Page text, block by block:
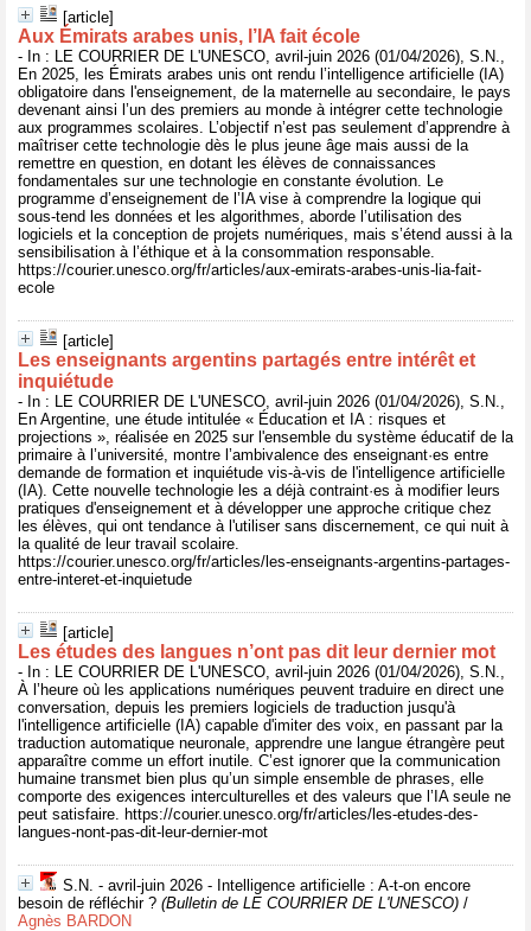
[article]
Aux Émirats arabes unis, l’IA fait école
- In : LE COURRIER DE L'UNESCO, avril-juin 2026 (01/04/2026), S.N.,
En 2025, les Émirats arabes unis ont rendu l’intelligence artificielle (IA)
obligatoire dans l'enseignement, de la maternelle au secondaire, le pays
devenant ainsi l’un des premiers au monde à intégrer cette technologie
aux programmes scolaires. L’objectif n’est pas seulement d’apprendre à
maîtriser cette technologie dès le plus jeune âge mais aussi de la
remettre en question, en dotant les élèves de connaissances
fondamentales sur une technologie en constante évolution. Le
programme d’enseignement de l’IA vise à comprendre la logique qui
sous-tend les données et les algorithmes, aborde l’utilisation des
logiciels et la conception de projets numériques, mais s’étend aussi à la
sensibilisation à l’éthique et à la consommation responsable.
https://courier.unesco.org/fr/articles/aux-emirats-arabes-unis-lia-fait-
ecole
[article]
Les enseignants argentins partagés entre intérêt et
inquiétude
- In : LE COURRIER DE L'UNESCO, avril-juin 2026 (01/04/2026), S.N.,
En Argentine, une étude intitulée « Éducation et IA : risques et
projections », réalisée en 2025 sur l'ensemble du système éducatif de la
primaire à l’université, montre l’ambivalence des enseignant·es entre
demande de formation et inquiétude vis-à-vis de l'intelligence artificielle
(IA). Cette nouvelle technologie les a déjà contraint·es à modifier leurs
pratiques d'enseignement et à développer une approche critique chez
les élèves, qui ont tendance à l'utiliser sans discernement, ce qui nuit à
la qualité de leur travail scolaire.
https://courier.unesco.org/fr/articles/les-enseignants-argentins-partages-
entre-interet-et-inquietude
[article]
Les études des langues n’ont pas dit leur dernier mot
- In : LE COURRIER DE L'UNESCO, avril-juin 2026 (01/04/2026), S.N.,
À l’heure où les applications numériques peuvent traduire en direct une
conversation, depuis les premiers logiciels de traduction jusqu'à
l'intelligence artificielle (IA) capable d'imiter des voix, en passant par la
traduction automatique neuronale, apprendre une langue étrangère peut
apparaître comme un effort inutile. C’est ignorer que la communication
humaine transmet bien plus qu’un simple ensemble de phrases, elle
comporte des exigences interculturelles et des valeurs que l’IA seule ne
peut satisfaire. https://courier.unesco.org/fr/articles/les-etudes-des-
langues-nont-pas-dit-leur-dernier-mot
S.N. - avril-juin 2026 - Intelligence artificielle : A-t-on encore
besoin de réfléchir ? (Bulletin de LE COURRIER DE L'UNESCO) /
Agnès BARDON